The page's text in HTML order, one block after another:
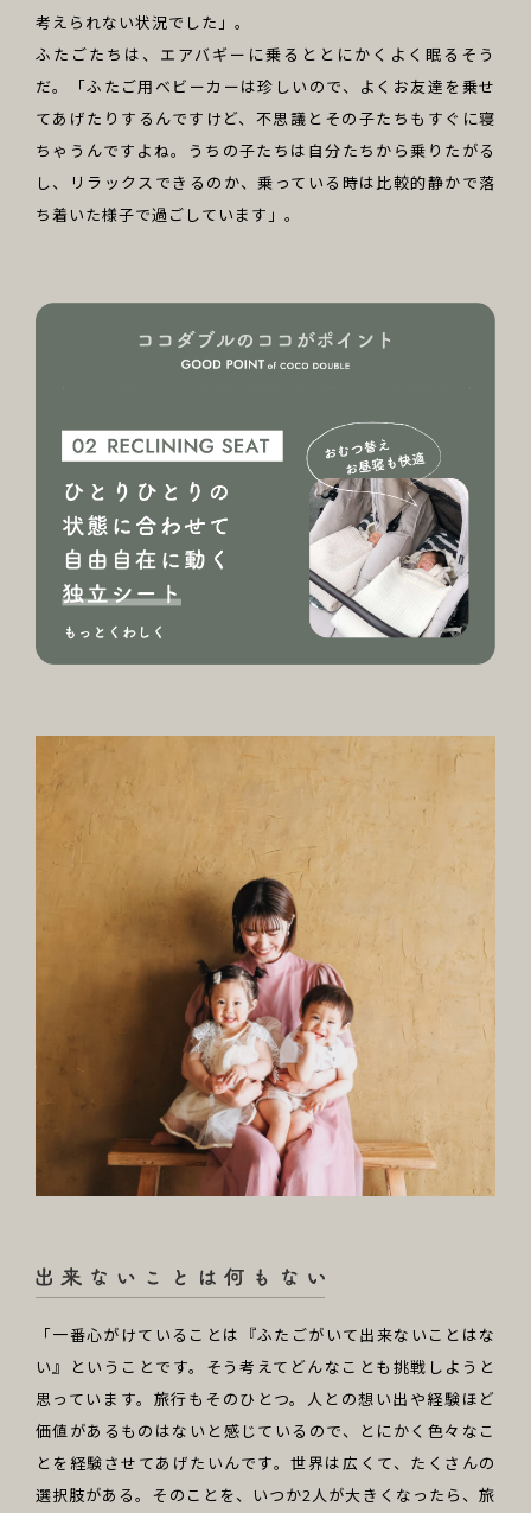
考えられない状況でした」。
ふたごたちは、エアバギーに乗るととにかくよく眠るそう
だ。「ふたご用ベビーカーは珍しいので、よくお友達を乗せ
てあげたりするんですけど、不思議とその子たちもすぐに寝
ちゃうんですよね。うちの子たちは自分たちから乗りたがる
し、リラックスできるのか、乗っている時は比較的静かで落
ち着いた様子で過ごしています」。
「一番心がけていることは『ふたごがいて出来ないことはな
い』ということです。そう考えてどんなことも挑戦しようと
思っています。旅行もそのひとつ。人との想い出や経験ほど
価値があるものはないと感じているので、とにかく色々なこ
とを経験させてあげたいんです。世界は広くて、たくさんの
選択肢がある。そのことを、いつか2人が大きくなったら、旅